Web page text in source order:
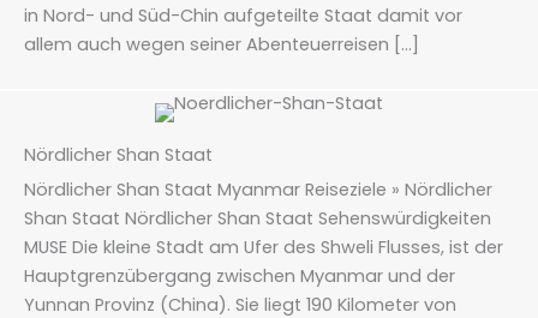
in Nord- und Süd-Chin aufgeteilte Staat damit vor
allem auch wegen seiner Abenteuerreisen […]
Nördlicher Shan Staat
Nördlicher Shan Staat Myanmar Reiseziele » Nördlicher
Shan Staat Nördlicher Shan Staat Sehenswürdigkeiten
MUSE Die kleine Stadt am Ufer des Shweli Flusses, ist der
Hauptgrenzübergang zwischen Myanmar und der
Yunnan Provinz (China). Sie liegt 190 Kilometer von